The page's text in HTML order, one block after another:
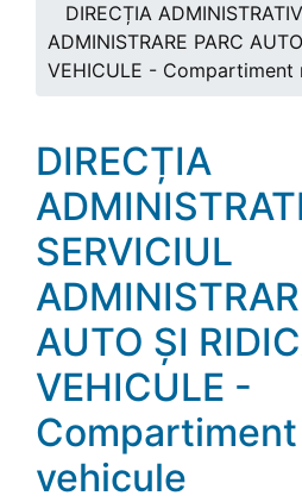
DIRECȚIA
ADMINISTRARE PARC
VEHICULE -
DIRECȚIA
SERVICIUL
AUTO ȘI
VEHICULE -
vehicule